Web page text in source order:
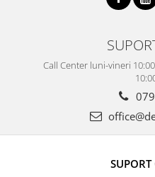
Call Center luni-vineri